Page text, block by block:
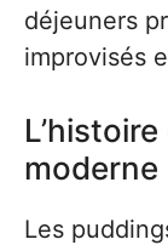
déjeuners
improvisés
moderne
Les